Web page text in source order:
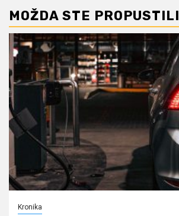
MOŽDA STE PROPUSTILI
Kronika